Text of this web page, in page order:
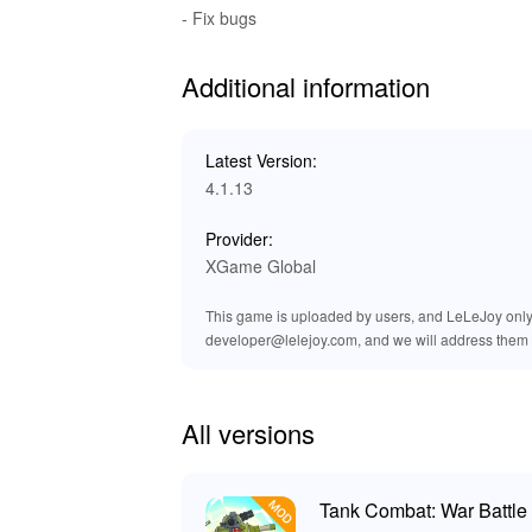
Этот MOD улучшает опыт игрока,
В LeLeJoy вы можете наслаждаться
коллекцию игр, быстрые обновления и
улучшенными функциями.
- Fix bugs
Additional information
Latest Version:
4.1.13
Provider:
XGame Global
This game is uploaded by users, and LeLeJoy
developer@lelejoy.com, and we will address them
All versions
Tank Combat: War Battle